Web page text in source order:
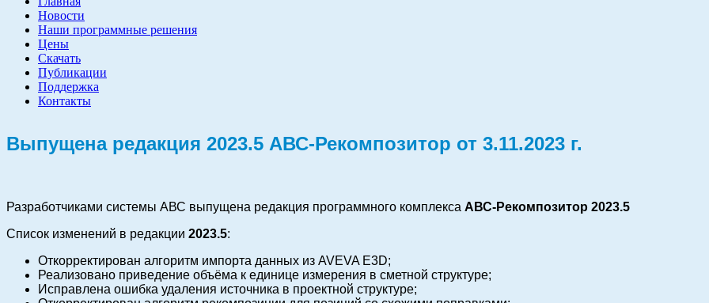
Новости
Наши программные решения
Цены
Скачать
Публикации
Поддержка
Контакты
Выпущена редакция 2023.5 АВС-Рекомпозитор от 3.11.2023 г.
Разработчиками системы АВС выпущена редакция программного комплекса АВС-Рекомпозитор 2023.5
Список изменений в редакции 2023.5:
Откорректирован алгоритм импорта данных из AVEVA E3D;
Реализовано приведение объёма к единице измерения в сметной структуре;
Исправлена ошибка удаления источника в проектной структуре;